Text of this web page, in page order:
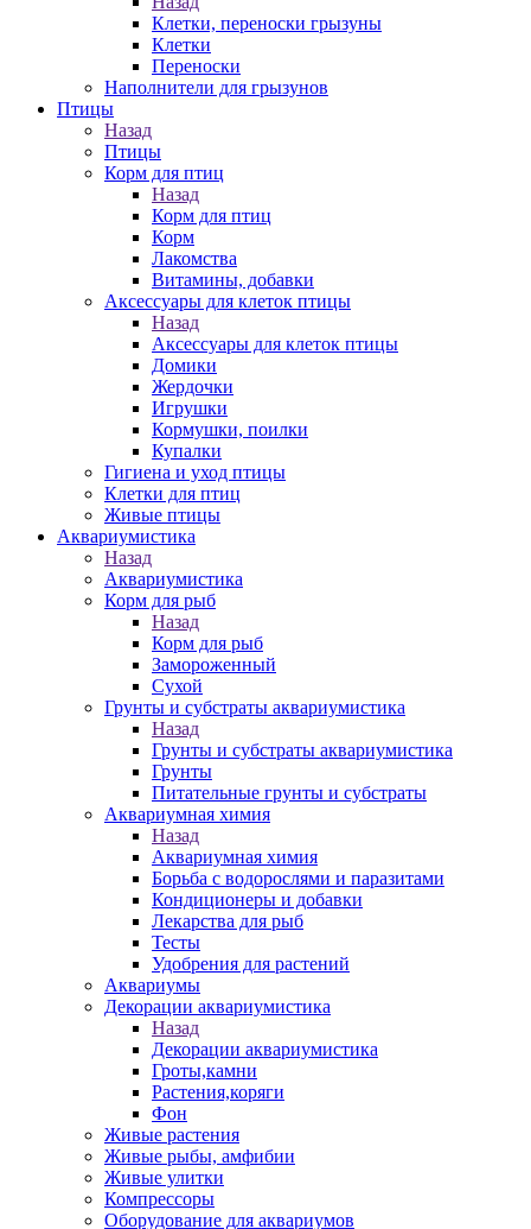
Клетки, переноски грызуны
Клетки
Переноски
Наполнители для грызунов
Птицы
Назад
Птицы
Корм для птиц
Назад
Корм для птиц
Корм
Лакомства
Витамины, добавки
Аксессуары для клеток птицы
Назад
Аксессуары для клеток птицы
Домики
Жердочки
Игрушки
Кормушки, поилки
Купалки
Гигиена и уход птицы
Клетки для птиц
Живые птицы
Аквариумистика
Назад
Аквариумистика
Корм для рыб
Назад
Корм для рыб
Замороженный
Сухой
Грунты и субстраты аквариумистика
Назад
Грунты и субстраты аквариумистика
Грунты
Питательные грунты и субстраты
Аквариумная химия
Назад
Аквариумная химия
Борьба с водорослями и паразитами
Кондиционеры и добавки
Лекарства для рыб
Тесты
Удобрения для растений
Аквариумы
Декорации аквариумистика
Назад
Декорации аквариумистика
Гроты,камни
Растения,коряги
Фон
Живые растения
Живые рыбы, амфибии
Живые улитки
Компрессоры
Оборудование для аквариумов